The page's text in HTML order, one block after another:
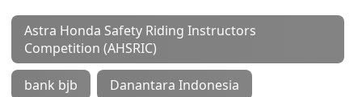
Astra Honda Safety Riding Instructors
Competition (AHSRIC)
bank bjb Danantara Indonesia